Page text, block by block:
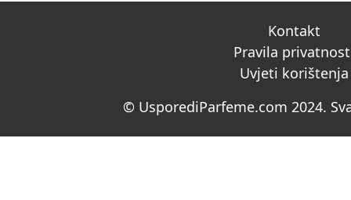
Kontakt
Pravila
Uvjeti korištenja
© UsporediParfeme.com 2024.